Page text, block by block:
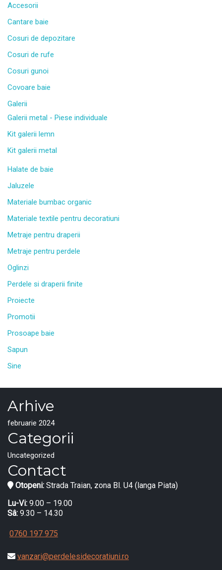
Accesorii
Cantare baie
Cosuri de depozitare
Cosuri de rufe
Cosuri gunoi
Covoare baie
Galerii
Galerii metal - Piese individuale
Kit galerii lemn
Kit galerii metal
Halate de baie
Jaluzele
Materiale bumbac organic
Materiale textile pentru decoratiuni
Metraje pentru draperii
Metraje pentru perdele
Oglinzi
Perdele si draperii finite
Proiecte
Promotii
Prosoape baie
Sapun
Sine
Arhive
februarie 2024
Categorii
Uncategorized
Contact
Otopeni: Strada Traian, zona Bl. U4 (langa Piata)
Lu-Vi: 9.00 – 19.00
Sâ: 9.30 – 14.30
0760 197 975
vanzari@perdelesidecoratiuni.ro